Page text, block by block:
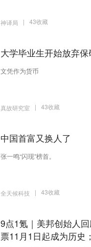
神译局 | 43收藏
大学毕业生开始放弃保
文凭作为货币
真故研究室 | 43收藏
中国首富又换人了
张一鸣“闪现”榜首。
全天候科技 | 43收藏
9点1氪｜美邦创始人
票11月1日起成为历史